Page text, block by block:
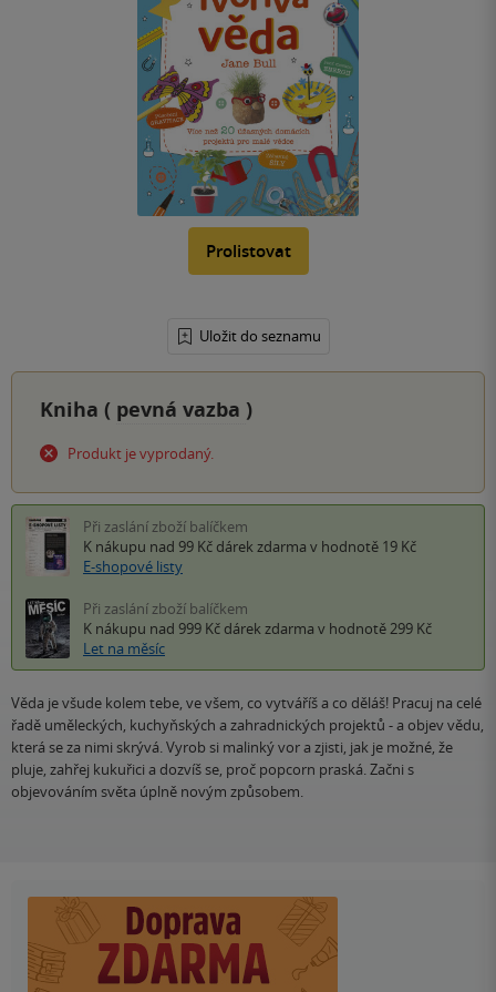
Prolistovat
Uložit do seznamu
Kniha ( pevná vazba )
Produkt je vyprodaný.
Při zaslání zboží balíčkem
K nákupu nad 99 Kč dárek zdarma v hodnotě 19 Kč
E-shopové listy
Při zaslání zboží balíčkem
K nákupu nad 999 Kč dárek zdarma v hodnotě 299 Kč
Let na měsíc
Věda je všude kolem tebe, ve všem, co vytváříš a co děláš! Pracuj na celé
řadě uměleckých, kuchyňských a zahradnických projektů - a objev vědu,
která se za nimi skrývá. Vyrob si malinký vor a zjisti, jak je možné, že
pluje, zahřej kukuřici a dozvíš se, proč popcorn praská. Začni s
objevováním světa úplně novým způsobem.